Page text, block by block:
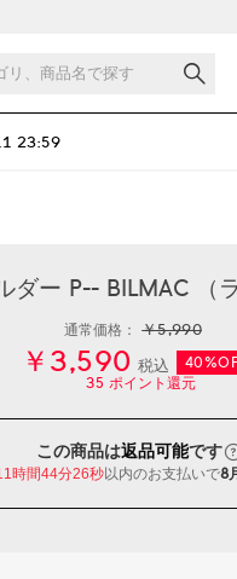
23:59
ダー P-- BILMAC （
通常価格：￥5,990
￥3,590 税込
35 ポイント還元
この商品は返品可能です
時間44分26秒以内のお支払いで8